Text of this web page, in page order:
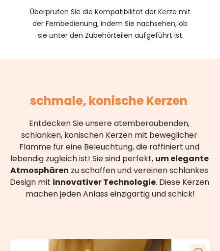
Überprüfen Sie die Kompatibilität der Kerze mit
der Fernbedienung, indem Sie nachsehen, ob
sie unter den Zubehörteilen aufgeführt ist
schmale, konische Kerzen
Entdecken Sie unsere atemberaubenden,
schlanken, konischen Kerzen mit beweglicher
Flamme für eine Beleuchtung, die raffiniert und
lebendig zugleich ist! Sie sind perfekt, um elegante
Atmosphären zu schaffen und vereinen schlankes
Design mit innovativer Technologie. Diese Kerzen
machen jeden Anlass einzigartig und schick!